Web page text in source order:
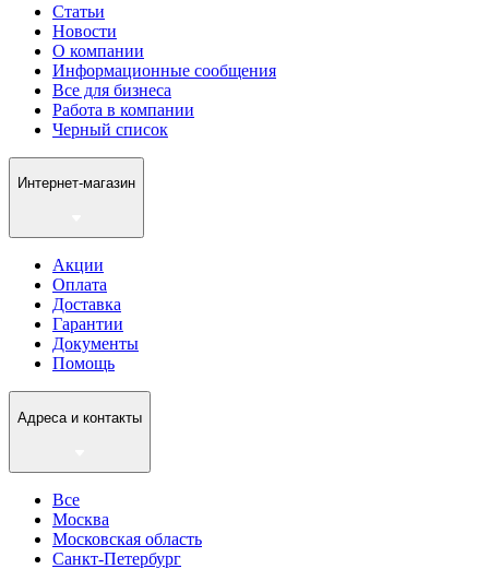
Статьи
Новости
О компании
Информационные сообщения
Все для бизнеса
Работа в компании
Черный список
Интернет-магазин
Акции
Оплата
Доставка
Гарантии
Документы
Помощь
Адреса и контакты
Все
Москва
Московская область
Санкт-Петербург